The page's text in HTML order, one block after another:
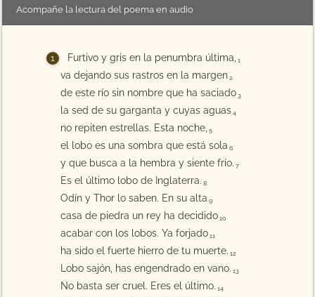
Acompañe la lectura del poema en audio
Furtivo y gris en la penumbra última, 1
va dejando sus rastros en la margen 2
de este río sin nombre que ha saciado 3
la sed de su garganta y cuyas aguas 4
no repiten estrellas. Esta noche, 5
el lobo es una sombra que está sola 6
y que busca a la hembra y siente frío. 7
Es el último lobo de Inglaterra. 8
Odín y Thor lo saben. En su alta 9
casa de piedra un rey ha decidido 10
acabar con los lobos. Ya forjado 11
ha sido el fuerte hierro de tu muerte. 12
Lobo sajón, has engendrado en vano. 13
No basta ser cruel. Eres el último. 14